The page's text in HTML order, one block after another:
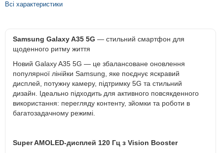
Всі характеристики
Samsung Galaxy A35 5G — стильний смартфон для
щоденного ритму життя
Новий Galaxy A35 5G — це збалансоване оновлення
популярної лінійки Samsung, яке поєднує яскравий
дисплей, потужну камеру, підтримку 5G та стильний
дизайн. Ідеально підходить для активного повсякденного
використання: перегляду контенту, зйомки та роботи в
багатозадачному режимі.
Super AMOLED-дисплей 120 Гц з Vision Booster